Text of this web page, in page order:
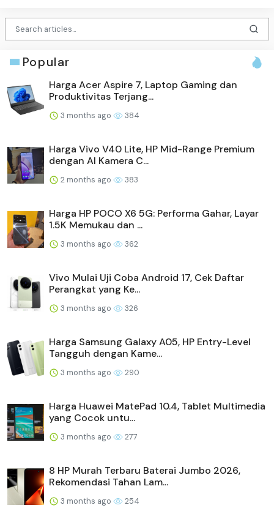
Popular
Harga Acer Aspire 7, Laptop Gaming dan
Produktivitas Terjang...
3 months ago 384
Harga Vivo V40 Lite, HP Mid-Range Premium
dengan AI Kamera C...
2 months ago 383
Harga HP POCO X6 5G: Performa Gahar, Layar
1.5K Memukau dan ...
3 months ago 362
Vivo Mulai Uji Coba Android 17, Cek Daftar
Perangkat yang Ke...
3 months ago 326
Harga Samsung Galaxy A05, HP Entry-Level
Tangguh dengan Kame...
3 months ago 290
Harga Huawei MatePad 10.4, Tablet Multimedia
yang Cocok untu...
3 months ago 277
8 HP Murah Terbaru Baterai Jumbo 2026,
Rekomendasi Tahan Lam...
3 months ago 254